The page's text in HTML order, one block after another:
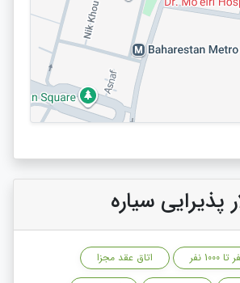
پذیرایی سیاره
اتاق عقد مجزا